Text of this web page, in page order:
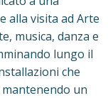
alla visita ad Arte
musica, danza e
lungo il
che
un